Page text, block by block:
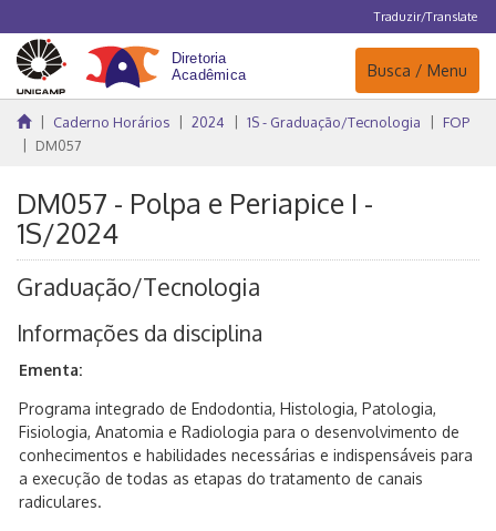
Traduzir/Translate
Navegação
Busca / Menu
Caderno Horários 2024 1S - Graduação/Tecnologia
FOP
DM057
DM057 - Polpa e Periapice I -
1S/2024
Graduação/Tecnologia
Informações da disciplina
Ementa:
Programa integrado de Endodontia, Histologia, Patologia,
Fisiologia, Anatomia e Radiologia para o desenvolvimento de
conhecimentos e habilidades necessárias e indispensáveis para
a execução de todas as etapas do tratamento de canais
radiculares.